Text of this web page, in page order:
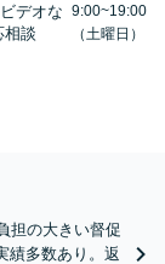
デオな
相談
9:00~19:00
（土曜日）
担の大きい督促
績多数あり。返